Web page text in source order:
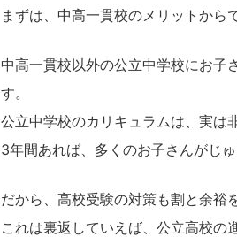
まずは、中高一貫校のメリットから
中高一貫校以外の公立中学校にお子
す。
公立中学校のカリキュラムは、実は
3年間あれば、多くのお子さんがじ
だから、高校受験の対策も割と余裕
これは裏返していえば、公立高校の